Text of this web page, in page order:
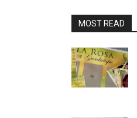
MOST READ